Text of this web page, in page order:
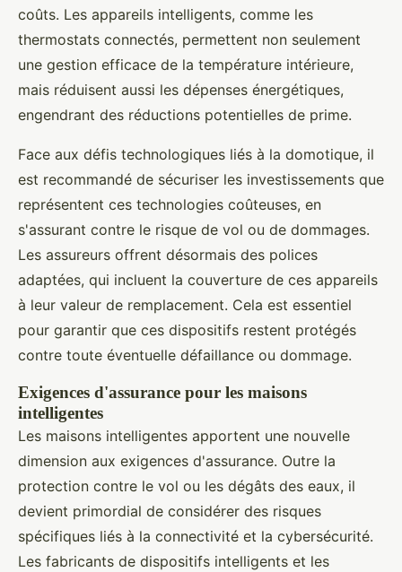
coûts. Les appareils intelligents, comme les
thermostats connectés, permettent non seulement
une gestion efficace de la température intérieure,
mais réduisent aussi les dépenses énergétiques,
engendrant des réductions potentielles de prime.
Face aux défis technologiques liés à la domotique, il
est recommandé de sécuriser les investissements que
représentent ces technologies coûteuses, en
s'assurant contre le risque de vol ou de dommages.
Les assureurs offrent désormais des polices
adaptées, qui incluent la couverture de ces appareils
à leur valeur de remplacement. Cela est essentiel
pour garantir que ces dispositifs restent protégés
contre toute éventuelle défaillance ou dommage.
Exigences d'assurance pour les maisons
intelligentes
Les maisons intelligentes apportent une nouvelle
dimension aux exigences d'assurance. Outre la
protection contre le vol ou les dégâts des eaux, il
devient primordial de considérer des risques
spécifiques liés à la connectivité et la cybersécurité.
Les fabricants de dispositifs intelligents et les